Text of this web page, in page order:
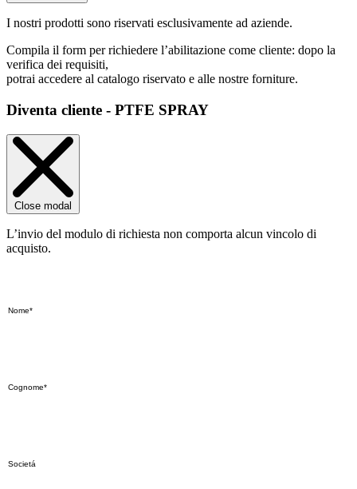
I nostri prodotti sono riservati esclusivamente ad aziende.
Compila il form per richiedere l’abilitazione come cliente: dopo la
verifica dei requisiti,
potrai accedere al catalogo riservato e alle nostre forniture.
Diventa cliente - PTFE SPRAY
Close modal
L’invio del modulo di richiesta non comporta alcun vincolo di
acquisto.